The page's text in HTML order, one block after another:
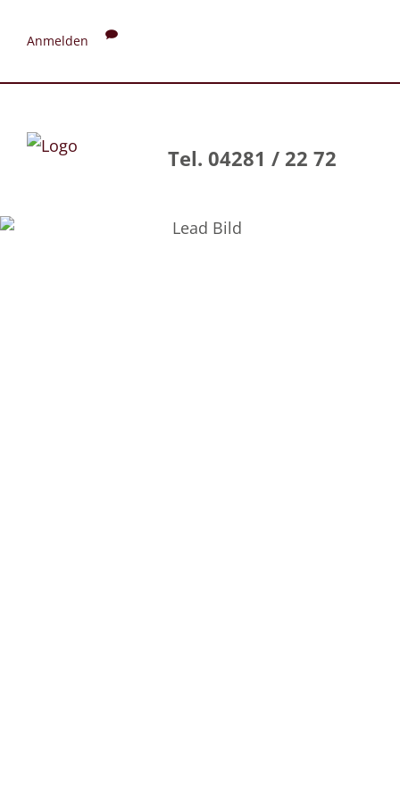
Anmelden
Tel. 04281 / 22 72